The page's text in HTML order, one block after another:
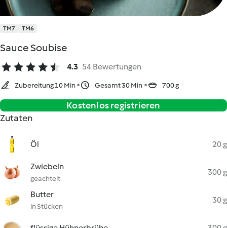
TM7 TM6
Sauce Soubise
4.3 54 Bewertungen
Zubereitung 10 Min Gesamt 30 Min 700 g
Kostenlos registrieren
Zutaten
Öl 20 g
Zwiebeln
geachtelt
300 g
Butter
in Stücken
30 g